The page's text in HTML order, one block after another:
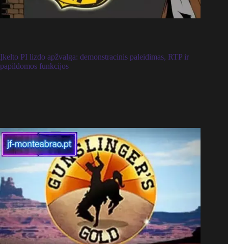
Įkelto PI lizdo apžvalga: demonstracinis paleidimas, RTP ir
papildomos funkcijos